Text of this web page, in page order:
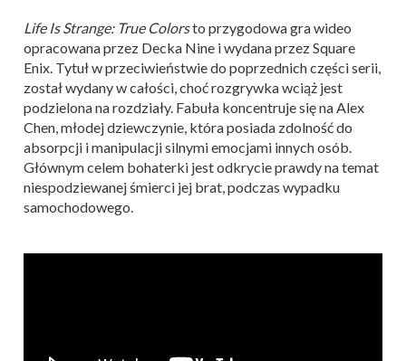
Life Is Strange: True Colorsto przygodowa gra wideo
opracowana przez Decka Nine i wydana przez Square
Enix. Tytuł w przeciwieństwie do poprzednich części serii,
został wydany w całości, choć rozgrywka wciąż jest
podzielona na rozdziały. Fabuła koncentruje się na Alex
Chen, młodej dziewczynie, która posiada zdolność do
absorpcji i manipulacji silnymi emocjami innych osób.
Głównym celem bohaterki jest odkrycie prawdy na temat
niespodziewanej śmierci jej brat, podczas wypadku
samochodowego.